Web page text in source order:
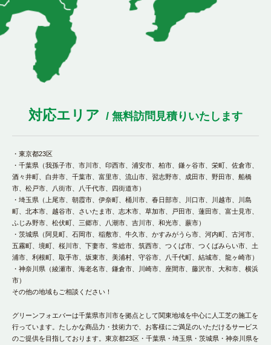
対応エリア / 無料訪問見積りいたします
・東京都23区
・千葉県（我孫子市、市川市、印西市、浦安市、柏市、鎌ヶ谷市、栄町、佐倉市、
酒々井町、白井市、千葉市、富里市、流山市、習志野市、成田市、野田市、船橋
市、松戸市、八街市、八千代市、四街道市）
・埼玉県（上尾市、朝霞市、伊奈町、桶川市、春日部市、川口市、川越市、川島
町、北本市、越谷市、さいたま市、志木市、草加市、戸田市、蓮田市、富士見市、
ふじみ野市、松伏町、三郷市、八潮市、吉川市、和光市、蕨市）
・茨城県（阿見町、石岡市、稲敷市、牛久市、かすみがうら市、河内町、古河市、
五霧町、境町、桜川市、下妻市、常総市、筑西市、つくば市、つくばみらい市、土
浦市、利根町、取手市、坂東市、美浦村、守谷市、八千代町、結城市、龍ヶ崎市）
・神奈川県（綾瀬市、海老名市、鎌倉市、川崎市、座間市、藤沢市、大和市、横浜
市）
その他の地域もご相談ください！
グリーンフォエバーは千葉県市川市を拠点として関東地域を中心に人工芝の施工を
行っています。たしかな商品力・技術力で、お客様にご満足のいただけるサービス
のご提供を目指しております。東京都23区・千葉県・埼玉県・茨城県・神奈川県を